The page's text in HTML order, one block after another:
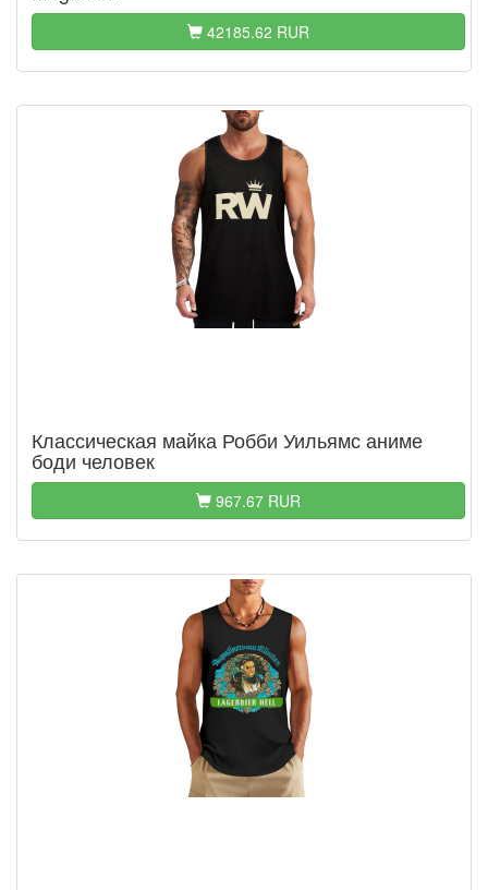
42185.62 RUR
Классическая майка Робби Уильямс аниме
боди человек
967.67 RUR